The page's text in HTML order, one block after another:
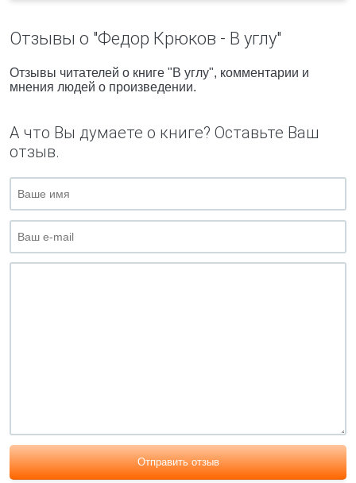
Отзывы о "Федор Крюков - В углу"
Отзывы читателей о книге "В углу", комментарии и
мнения людей о произведении.
А что Вы думаете о книге? Оставьте Ваш
отзыв.
Отправить отзыв